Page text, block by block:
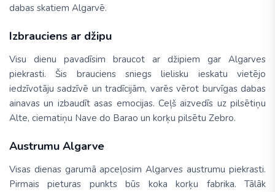
dabas skatiem Algarvē.
Izbrauciens ar džipu
Visu dienu pavadīsim braucot ar džipiem gar Algarves
piekrasti. Šis brauciens sniegs lielisku ieskatu vietējo
iedzīvotāju sadzīvē un tradīcijām, varēs vērot burvīgas dabas
ainavas un izbaudīt asas emocijas. Ceļš aizvedīs uz pilsētiņu
Alte, ciematiņu Nave do Barao un korķu pilsētu Zebro.
Austrumu Algarve
Visas dienas garumā apceļosim Algarves austrumu piekrasti.
Pirmais pieturas punkts būs koka korķu fabrika. Tālāk